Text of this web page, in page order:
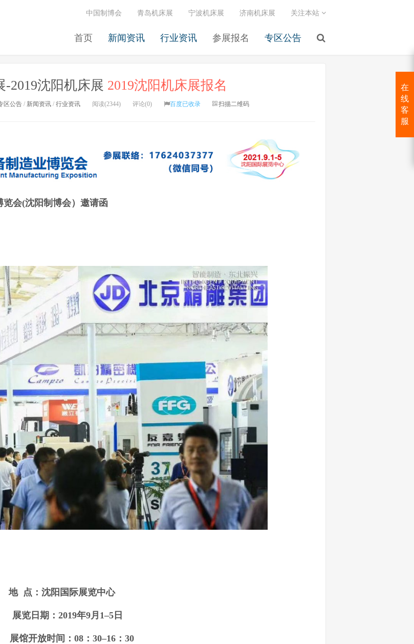
首页 新闻资讯 行业资讯 参展报名 专区公告
中国制博会 青岛机床展 宁波机床展 济南机床展 关注本站
-2019沈阳机床展 2019沈阳机床展报名
区公告 / 新闻资讯 / 行业资讯 阅读(2344) 评论(0) 百度已收录 扫描二维码
会(沈阳制博会）邀请函
地 点：沈阳国际展览中心
展览日期：2019年9月1–5日
展馆开放时间：08：30–16：30
在
线
客
服